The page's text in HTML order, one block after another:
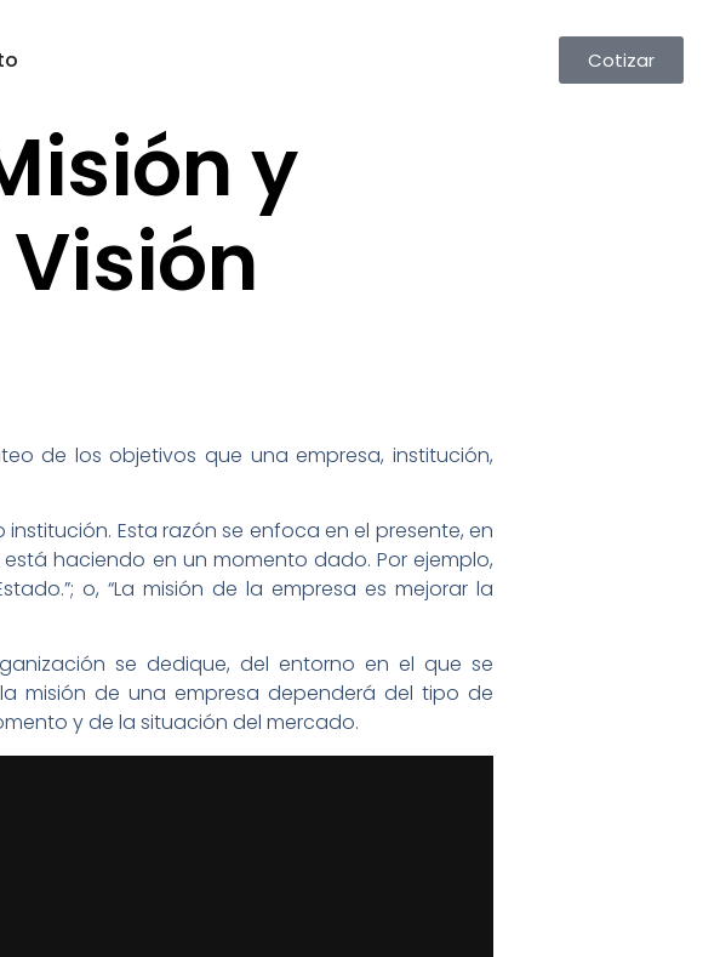
Cotizar
y
de los objetivos que una empresa, institución,
Esta razón se enfoca en el presente, en
haciendo en un momento dado. Por ejemplo,
o, “La misión de la empresa es mejorar la
se dedique, del entorno en el que se
misión de una empresa dependerá del tipo de
y de la situación del mercado.